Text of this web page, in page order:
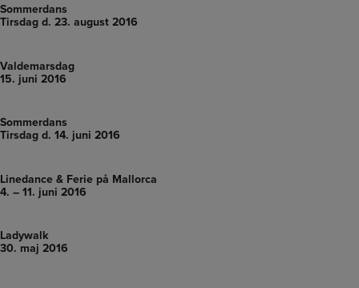
Sommerdans
Tirsdag d. 23. august 2016
Valdemarsdag
15. juni 2016
Sommerdans
Tirsdag d. 14. juni 2016
Linedance & Ferie på Mallorca
4. – 11. juni 2016
Ladywalk
30. maj 2016